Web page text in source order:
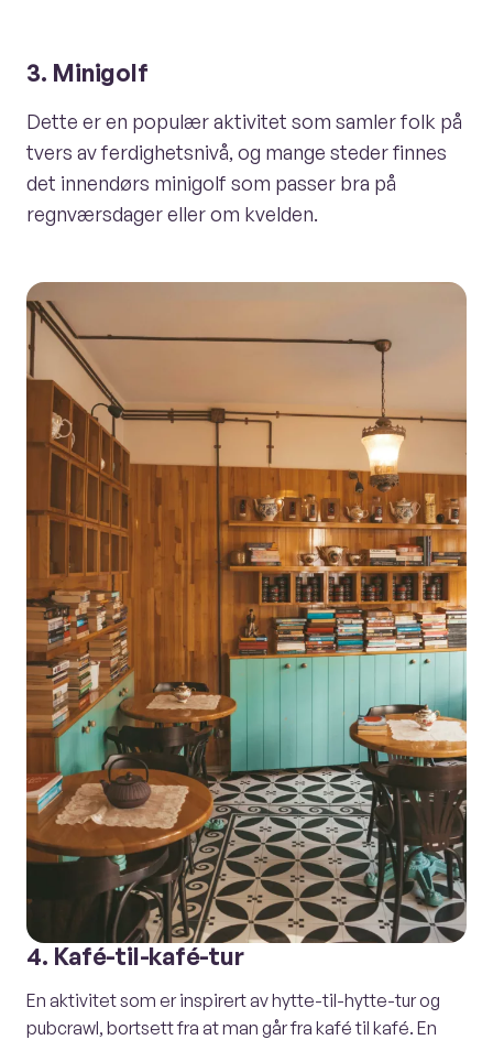
3. Minigolf
Dette er en populær aktivitet som samler folk på
tvers av ferdighetsnivå, og mange steder finnes
det innendørs minigolf som passer bra på
regnværsdager eller om kvelden.
4. Kafé-til-kafé-tur
En aktivitet som er inspirert av hytte-til-hytte-tur og
pubcrawl, bortsett fra at man går fra kafé til kafé. En